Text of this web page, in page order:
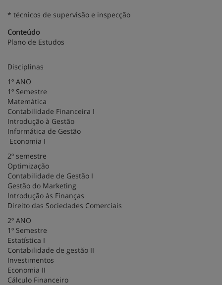
* técnicos de supervisão e inspecção
Conteúdo
Plano de Estudos
Disciplinas
1º ANO
1º Semestre
Matemática
Contabilidade Financeira I
Introdução à Gestão
Informática de Gestão
Economia I
2º semestre
Optimização
Contabilidade de Gestão I
Gestão do Marketing
Introdução às Finanças
Direito das Sociedades Comerciais
2º ANO
1º Semestre
Estatística I
Contabilidade de gestão II
Investimentos
Economia II
Cálculo Financeiro